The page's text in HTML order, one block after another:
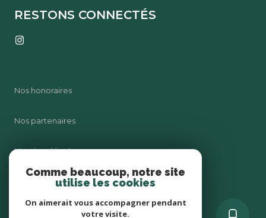
RESTONS CONNECTÉS
Nos honoraires
Nos partenaires
Mentions légales
Comme beaucoup, notre site
utilise les cookies
On aimerait vous accompagner pendant
votre visite.